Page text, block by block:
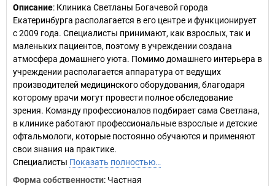
Описание: Клиника Светланы Богачевой города
Екатеринбурга располагается в его центре и функционирует
с 2009 года. Специалисты принимают, как взрослых, так и
маленьких пациентов, поэтому в учреждении создана
атмосфера домашнего уюта. Помимо домашнего интерьера в
учреждении располагается аппаратура от ведущих
производителей медицинского оборудования, благодаря
которому врачи могут провести полное обследование
зрения. Команду профессионалов подбирает сама Светлана,
в клинике работают профессиональные взрослые и детские
офтальмологи, которые постоянно обучаются и применяют
свои знания на практике.
Специалисты Показать полностью…
Форма собственности: Частная